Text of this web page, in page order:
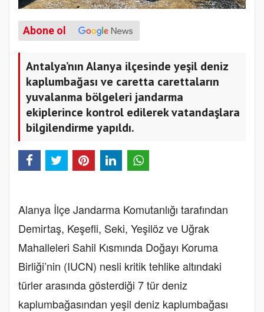
Abone ol
Antalya’nın Alanya ilçesinde yeşil deniz
kaplumbağası ve caretta carettaların
yuvalanma bölgeleri jandarma
ekiplerince kontrol edilerek vatandaşlara
bilgilendirme yapıldı.
Alanya İlçe Jandarma Komutanlığı tarafından
Demirtaş, Keşefli, Seki, Yeşilöz ve Uğrak
Mahalleleri Sahil Kısmında Doğayı Koruma
Birliği’nin (IUCN) nesli kritik tehlike altındaki
türler arasında gösterdiği 7 tür deniz
kaplumbağasından yeşil deniz kaplumbağası